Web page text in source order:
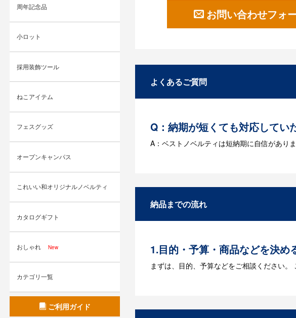
お問い合わせフォ
よくあるご質問
Q：納期が短くても対応してい
A：ベストノベルティは短納期に自信があり
納品までの流れ
1.目的・予算・商品などを決め
まずは、目的、予算などをご相談ください。
周年記念品
小ロット
採用装飾ツール
ねこアイテム
フェスグッズ
オープンキャンパス
これいい和オリジナルノベルティ
カタログギフト
おしゃれ New
カテゴリ一覧
ご利用ガイド